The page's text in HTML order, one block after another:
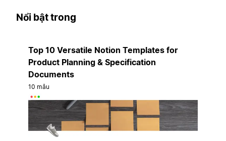
Nổi bật trong
Top 10 Versatile Notion Templates for
Product Planning & Specification
Documents
10 mẫu